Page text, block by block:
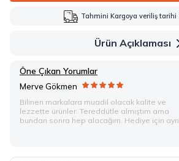
Tahmini Kargoya veriliş tarihi
Ürün Açıklaması
Öne Çıkan Yorumlar
Merve Gökmen
Bilinen markalara muadil olacak kalite ve
lezzette ürünler. Tereddütle almıştım ama
bundan sonra hep alacağım. Hediye için